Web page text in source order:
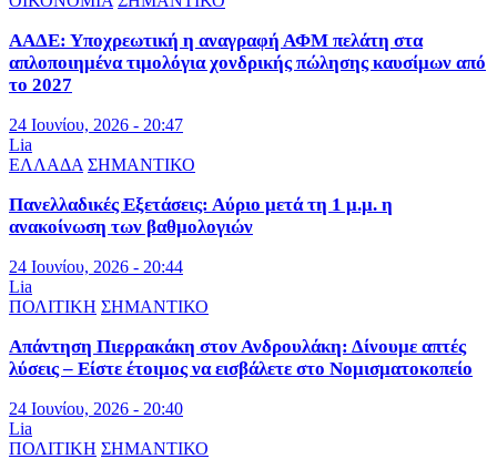
ΑΑΔΕ: Υποχρεωτική η αναγραφή ΑΦΜ πελάτη στα
απλοποιημένα τιμολόγια χονδρικής πώλησης καυσίμων από
το 2027
24 Ιουνίου, 2026 - 20:47
Lia
ΕΛΛΑΔΑ ΣΗΜΑΝΤΙΚΟ
Πανελλαδικές Εξετάσεις: Αύριο μετά τη 1 μ.μ. η
ανακοίνωση των βαθμολογιών
24 Ιουνίου, 2026 - 20:44
Lia
ΠΟΛΙΤΙΚΗ ΣΗΜΑΝΤΙΚΟ
Απάντηση Πιερρακάκη στον Ανδρουλάκη: Δίνουμε απτές
λύσεις – Είστε έτοιμος να εισβάλετε στο Νομισματοκοπείο
24 Ιουνίου, 2026 - 20:40
Lia
ΠΟΛΙΤΙΚΗ ΣΗΜΑΝΤΙΚΟ